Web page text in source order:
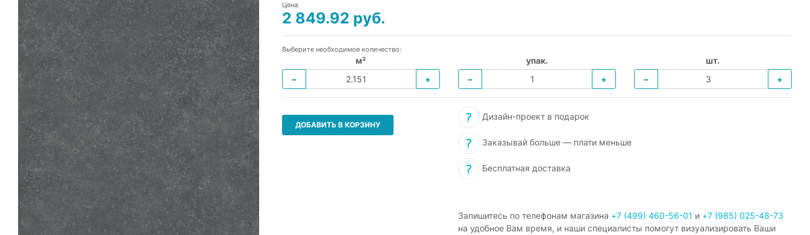
Цена:
2 849.92 руб.
Выберите необходимое количество:
м²
−
+
упак.
−
+
шт.
−
+
ДОБАВИТЬ В КОРЗИНУ
Дизайн-проект в подарок
Заказывай больше — плати меньше
Бесплатная доставка
Запишитесь по телефонам магазина +7 (499) 460-56-01 и +7 (985) 025-48-73
на удобное Вам время, и наши специалисты помогут визуализировать Ваши